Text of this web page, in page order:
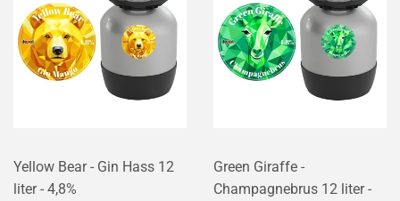
Yellow Bear - Gin Hass 12
liter - 4,8%
Green Giraffe -
Champagnebrus 12 liter -